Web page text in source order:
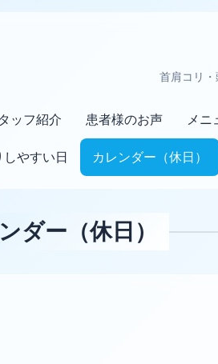
首肩コリ
ッフ紹介 患者様のお声 メニ
やすい日 カレンダー（休日）
ダー（休日）